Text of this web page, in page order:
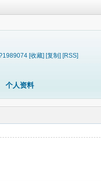
[收藏] [复制] [RSS]
个人资料